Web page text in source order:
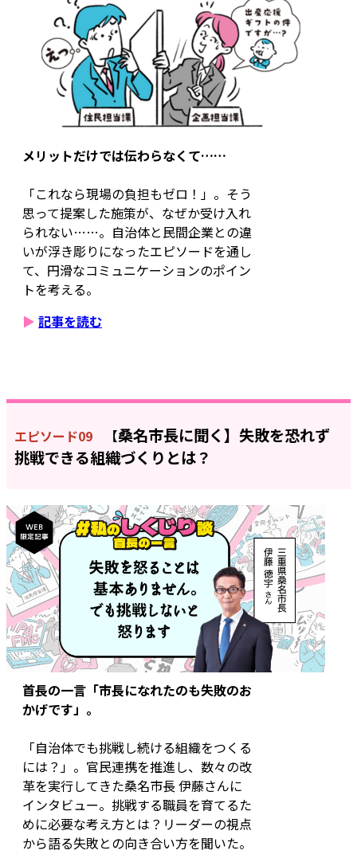
メリットだけでは伝わらなくて……
「これなら現場の負担もゼロ！」。そう
思って提案した施策が、なぜか受け入れ
られない……。自治体と民間企業との違
いが浮き彫りになったエピソードを通し
て、円滑なコミュニケーションのポイン
トを考える。
▶ 記事を読む
エピソード09 【桑名市長に聞く】失敗を恐れず
挑戦できる組織づくりとは？
首長の一言「市長になれたのも失敗のお
かげです」。
「自治体でも挑戦し続ける組織をつくる
には？」。官民連携を推進し、数々の改
革を実行してきた桑名市長 伊藤さんに
インタビュー。挑戦する職員を育てるた
めに必要な考え方とは？リーダーの視点
から語る失敗との向き合い方を聞いた。